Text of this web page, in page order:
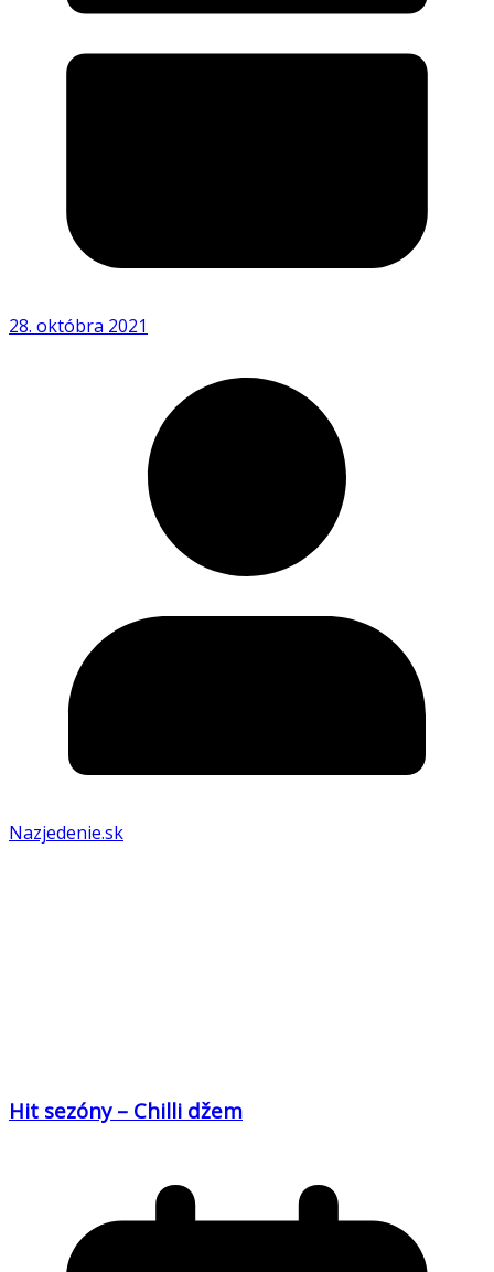
28. októbra 2021
Nazjedenie.sk
Hit sezóny – Chilli džem